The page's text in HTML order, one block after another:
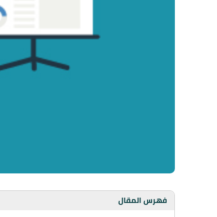
فهرس المقال